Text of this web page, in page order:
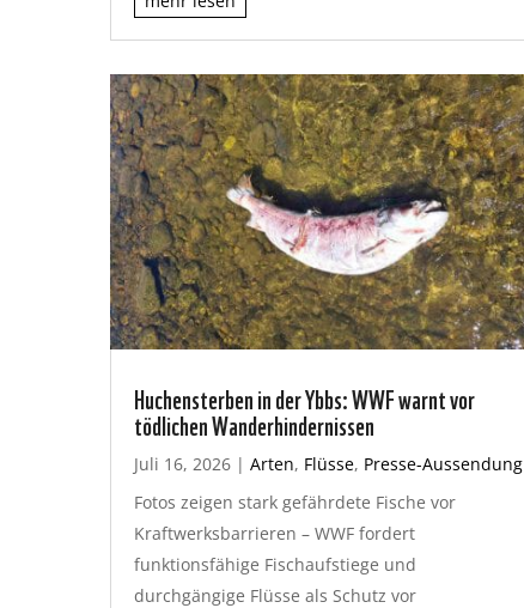
Huchensterben in der Ybbs: WWF warnt vor
tödlichen Wanderhindernissen
Juli 16, 2026 | Arten, Flüsse, Presse-Aussendung
Fotos zeigen stark gefährdete Fische vor
Kraftwerksbarrieren – WWF fordert
funktionsfähige Fischaufstiege und
durchgängige Flüsse als Schutz vor